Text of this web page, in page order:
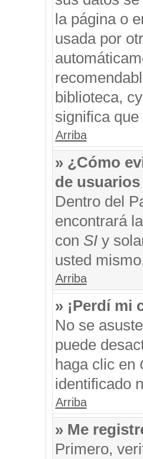
la página o
usada por
biblioteca,
significa
Arriba
» ¿Cómo
de
Dentro del
encontrará
con SIy
usted
Arriba
» ¡Perdí mi
No se
puede
haga clic en
identificado
Arriba
» Me
Primero,